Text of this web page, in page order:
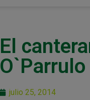
El
O`Parrulo
julio 25, 2014